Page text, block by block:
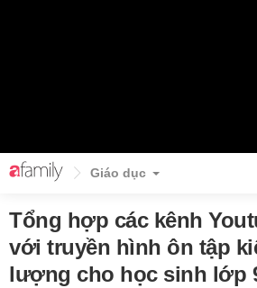
Giáo dục
Tổng hợp các kênh
với truyền hình ôn tập
lượng cho học sinh lớp